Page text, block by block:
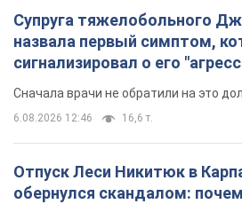
Супруга тяжелобольного
назвала первый симптом,
сигнализировал о его
Сначала врачи не обратили на это
6.08.2026 12:46 16,6 т.
Отпуск Леси Никитюк в
обернулся скандалом: